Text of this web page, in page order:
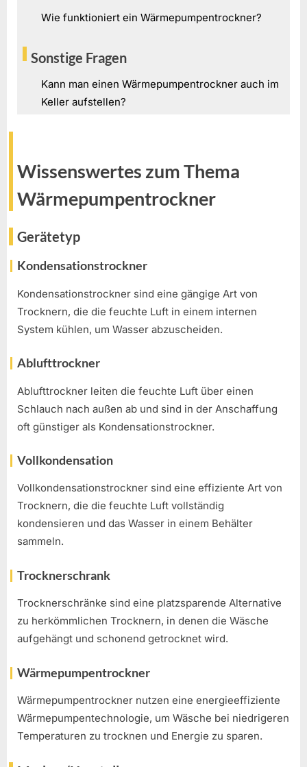
Wie funktioniert ein Wärmepumpentrockner?
Sonstige Fragen
Kann man einen Wärmepumpentrockner auch im
Keller aufstellen?
Wissenswertes zum Thema
Wärmepumpentrockner
Gerätetyp
Kondensationstrockner
Kondensationstrockner sind eine gängige Art von
Trocknern, die die feuchte Luft in einem internen
System kühlen, um Wasser abzuscheiden.
Ablufttrockner
Ablufttrockner leiten die feuchte Luft über einen
Schlauch nach außen ab und sind in der Anschaffung
oft günstiger als Kondensationstrockner.
Vollkondensation
Vollkondensationstrockner sind eine effiziente Art von
Trocknern, die die feuchte Luft vollständig
kondensieren und das Wasser in einem Behälter
sammeln.
Trocknerschrank
Trocknerschränke sind eine platzsparende Alternative
zu herkömmlichen Trocknern, in denen die Wäsche
aufgehängt und schonend getrocknet wird.
Wärmepumpentrockner
Wärmepumpentrockner nutzen eine energieeffiziente
Wärmepumpentechnologie, um Wäsche bei niedrigeren
Temperaturen zu trocknen und Energie zu sparen.